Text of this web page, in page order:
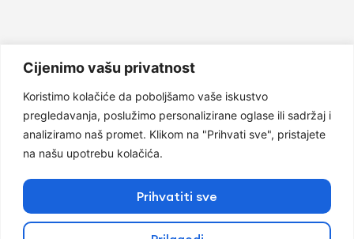
Cijenimo vašu privatnost
Koristimo kolačiće da poboljšamo vaše iskustvo
pregledavanja, poslužimo personalizirane oglase ili sadržaj i
analiziramo naš promet. Klikom na "Prihvati sve", pristajete
na našu upotrebu kolačića.
Prihvatiti sve
口腔外科
儿童牙科
正畸
牙周病学和口腔医学
保守牙科
假肢